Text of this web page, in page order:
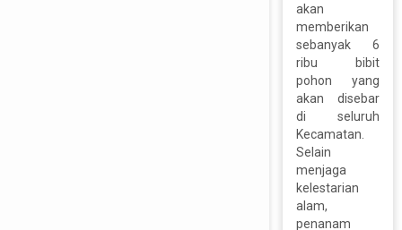
akan
memberikan
sebanyak 6
ribu bibit
pohon yang
akan disebar
di seluruh
Kecamatan.
Selain
menjaga
kelestarian
alam,
penanam